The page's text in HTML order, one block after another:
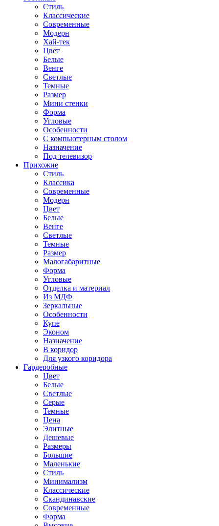
Стиль
Классические
Современные
Модерн
Хай-тек
Цвет
Белые
Венге
Светлые
Темные
Размер
Мини стенки
Форма
Угловые
Особенности
С компьютерным столом
Назначение
Под телевизор
Прихожие
Стиль
Классика
Современные
Модерн
Цвет
Белые
Венге
Светлые
Темные
Размер
Малогабаритные
Форма
Угловые
Отделка и материал
Из МДФ
Зеркальные
Особенности
Купе
Эконом
Назначение
В коридор
Для узкого коридора
Гардеробные
Цвет
Белые
Светлые
Серые
Темные
Цена
Элитные
Дешевые
Размеры
Большие
Маленькие
Стиль
Минимализм
Классические
Скандинавские
Современные
Форма